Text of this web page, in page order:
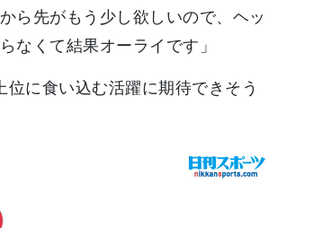
ら先がもう少し欲しいので、ヘッ
なくて結果オーライです」
に食い込む活躍に期待できそう